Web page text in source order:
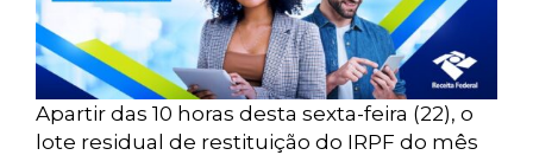
Apartir das 10 horas desta sexta-feira (22), o
lote residual de restituição do IRPF do mês